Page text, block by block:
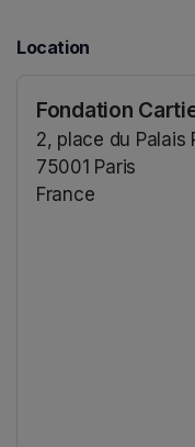
Location
Fondation
2, place du Palais
75001 Paris
France